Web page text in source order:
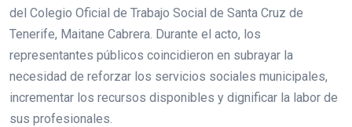
del Colegio Oficial de Trabajo Social de Santa Cruz de
Tenerife, Maitane Cabrera. Durante el acto, los
representantes públicos coincidieron en subrayar la
necesidad de reforzar los servicios sociales municipales,
incrementar los recursos disponibles y dignificar la labor de
sus profesionales.